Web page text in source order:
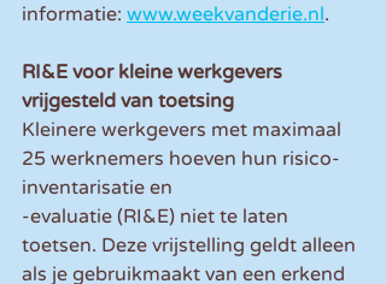
informatie: www.weekvanderie.nl.
RI&E voor kleine werkgevers
vrijgesteld van toetsing
Kleinere werkgevers met maximaal
25 werknemers hoeven hun risico-
inventarisatie en
-evaluatie (RI&E) niet te laten
toetsen. Deze vrijstelling geldt alleen
als je gebruikmaakt van een erkend